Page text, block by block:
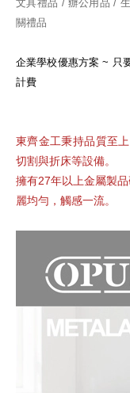
文具禮品 / 辦公用品 /
關禮品
企業學校優惠方案 ~ 只
計費
東齊金工秉持品質至
切割與折床等設備。
擁有27年以上金屬製
麗均勻，觸感一流。